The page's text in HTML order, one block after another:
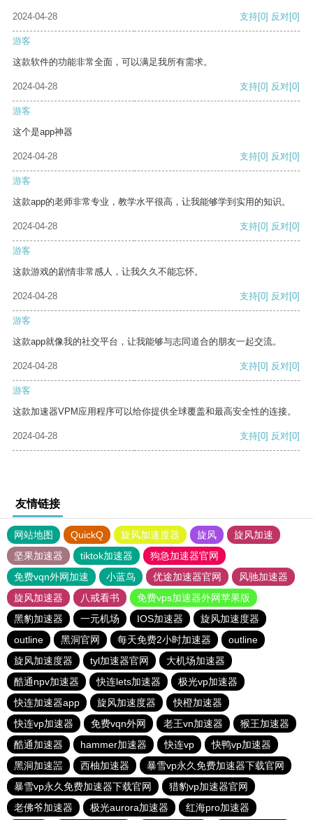
2024-04-28 支持[0] 反对[0]
游客
这款软件的功能非常全面，可以满足我所有需求。
2024-04-28 支持[0] 反对[0]
游客
这个是app神器
2024-04-28 支持[0] 反对[0]
游客
这款app的老师非常专业，教学水平很高，让我能够学到实用的知识。
2024-04-28 支持[0] 反对[0]
游客
这款游戏的剧情非常感人，让我久久不能忘怀。
2024-04-28 支持[0] 反对[0]
游客
这款app就像我的社交平台，让我能够与志同道合的朋友一起交流。
2024-04-28 支持[0] 反对[0]
游客
这款加速器VPM应用程序可以给你提供全球覆盖和最高安全性的连接。
2024-04-28 支持[0] 反对[0]
友情链接
网站地图 QuickQ 旋风加速度器 旋风
旋风加速
坚果加速器
tiktok加速器
狗急加速器官网
免费vqn外网加速
小蓝鸟 优途加速器官网
风驰加速器
旋风加速器
八戒看书
免费vps加速器外网苹果版
黑豹加速器
一元机场 IOS加速器
旋风加速度器
outline
黑洞官网 每天免费2小时加速器
outline
旋风加速度器
tyl加速器官网
大机场加速器
酷通npv加速器
快连lets加速器
极光vp加速器
快连加速器app
旋风加速度器
快橙加速器
快连vp加速器
免费vqn外网 老王vn加速器
猴王加速器
酷通加速器
hammer加速器 快连vp
快鸭vp加速器
黑洞加速噐
西柚加速器
暴雪vp永久免费加速器下载官网
暴雪vp永久免费加速器下载官网
猎豹vp加速器官网
老佛爷加速器
极光aurora加速器 红海pro加速器